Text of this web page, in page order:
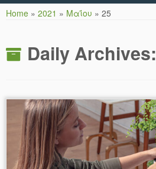
Skip
Home » 2021 » Μαΐου » 25
Daily Archives: